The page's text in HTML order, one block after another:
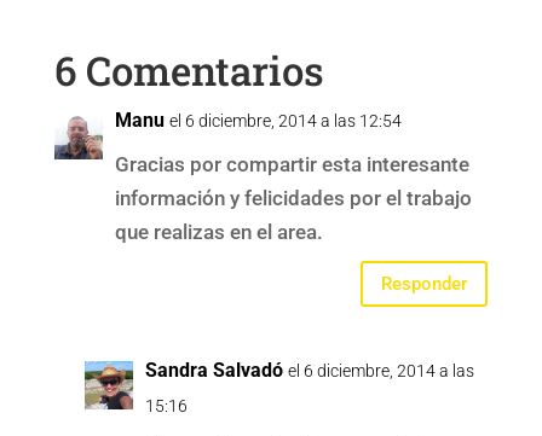
6 Comentarios
Manu el 6 diciembre, 2014 a las 12:54
Gracias por compartir esta interesante
información y felicidades por el trabajo
que realizas en el area.
Responder
Sandra Salvadó el 6 diciembre, 2014 a las
15:16